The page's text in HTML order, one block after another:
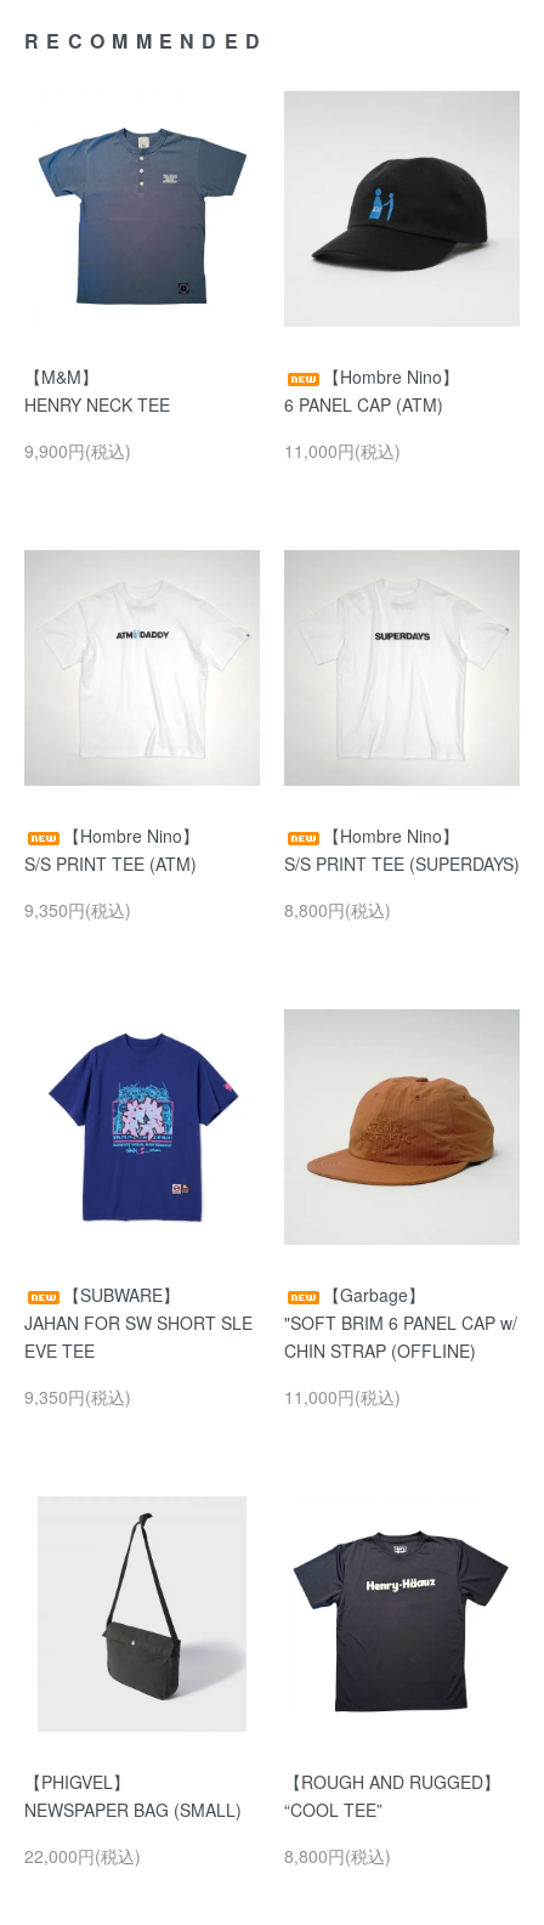
RECOMMENDED
【M&M】
HENRY NECK TEE
9,900円(税込)
【Hombre Nino】
6 PANEL CAP (ATM)
11,000円(税込)
【Hombre Nino】
S/S PRINT TEE (ATM)
9,350円(税込)
【Hombre Nino】
S/S PRINT TEE (SUPERDAYS)
8,800円(税込)
【SUBWARE】
JAHAN FOR SW SHORT SLE
EVE TEE
9,350円(税込)
【Garbage】
"SOFT BRIM 6 PANEL CAP w/
CHIN STRAP (OFFLINE)
11,000円(税込)
【PHIGVEL】
NEWSPAPER BAG (SMALL)
22,000円(税込)
【ROUGH AND RUGGED】
“COOL TEE”
8,800円(税込)